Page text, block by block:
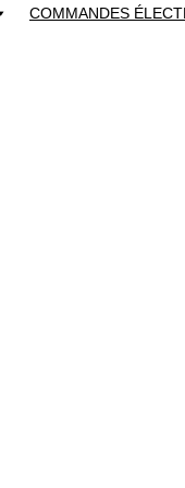
COMMANDES